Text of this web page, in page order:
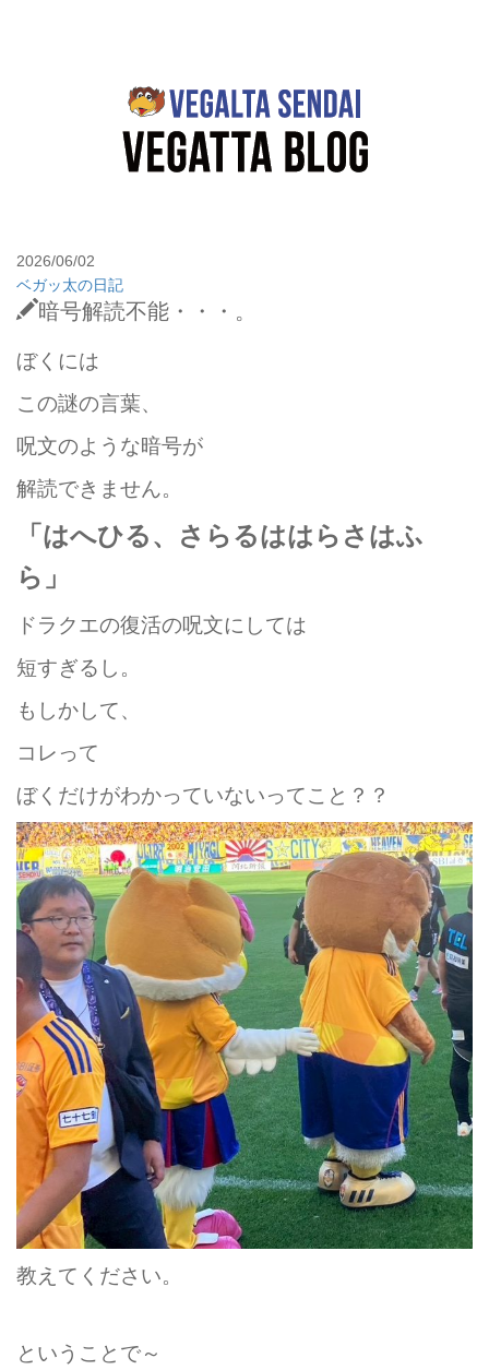
2026/06/02
ベガッ太の日記
暗号解読不能・・・。
ぼくには
この謎の言葉、
呪文のような暗号が
解読できません。
「はへひる、さらるははらさはふ
ら」
ドラクエの復活の呪文にしては
短すぎるし。
もしかして、
コレって
ぼくだけがわかっていないってこと？？
教えてください。
ということで～